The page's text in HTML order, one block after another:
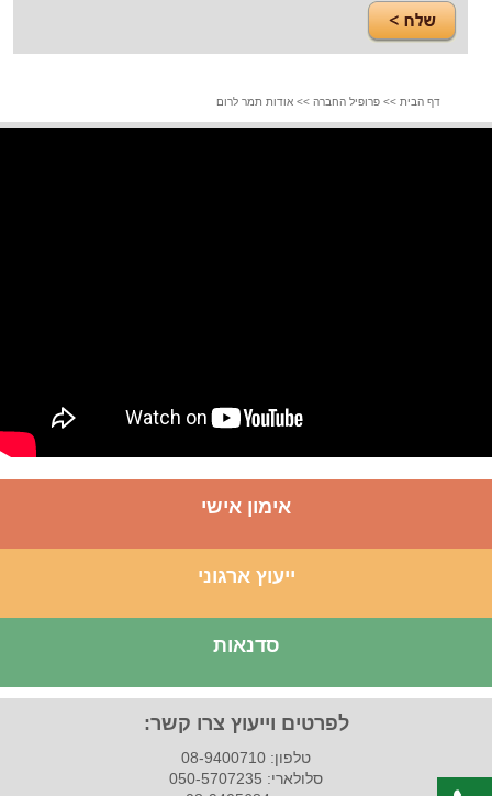
דף הבית >>פרופיל החברה >>אודות תמר לרום
אימון אישי
ייעוץ ארגוני
סדנאות
לפרטים וייעוץ צרו קשר:
טלפון: 08-9400710
סלולארי: 050-5707235